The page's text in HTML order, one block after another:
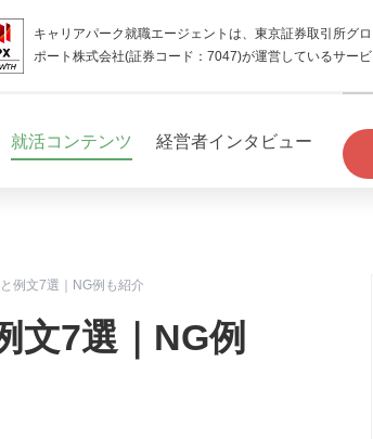
キャリアパーク就職エージェントは、東京証券取引所グ
ポート株式会社(証券コード：7047)が運営しているサービ
就活コンテンツ 経営者インタビュー
例文7選｜NG例も紹介
文7選｜NG例